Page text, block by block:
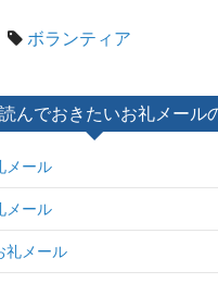
ボランティア
んでおきたいお礼メール
メール
メール
礼メール